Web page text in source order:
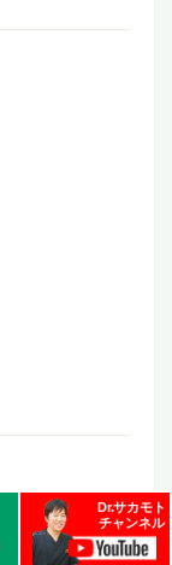
Dr.サカモト
チャンネル